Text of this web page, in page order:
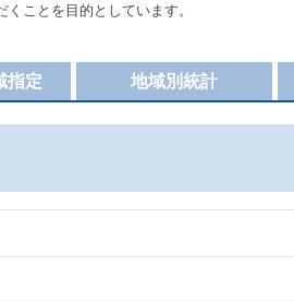
ことを目的としています。
地域別統計
指定